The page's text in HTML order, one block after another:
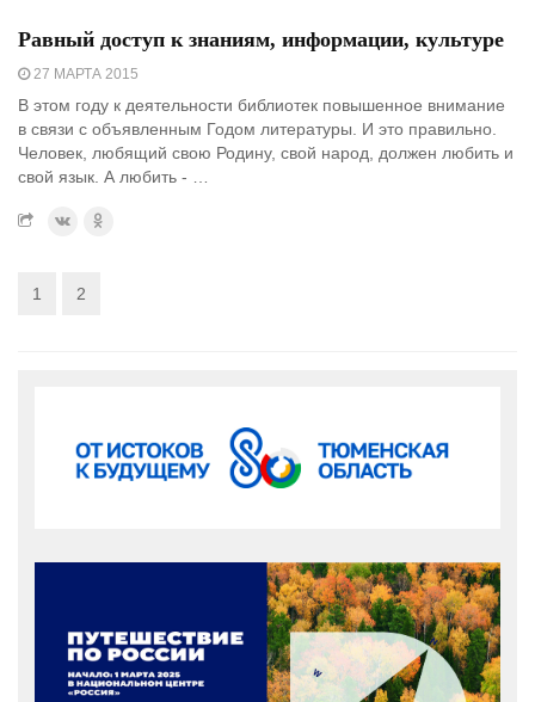
Равный доступ к знаниям, информации, культуре
27 МАРТА 2015
В этом году к деятельности библиотек повышенное внимание
в связи с объявленным Годом литературы. И это правильно.
Человек, любящий свою Родину, свой народ, должен любить и
свой язык. А любить - …
1 2